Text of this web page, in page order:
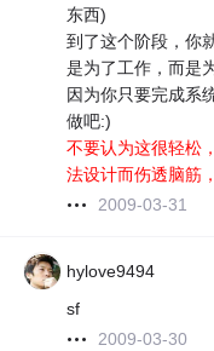
东西)
到了这个阶段，你
是为了工作，而是
因为你只要完成系
做吧:)
不要认为这很轻松
法设计而伤透脑筋
2009-03-31
hylove9494
sf
2009-03-30